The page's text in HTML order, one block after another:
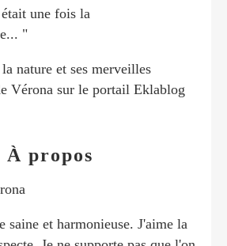
nature et ses merveilles
Vérona sur le portail Eklablog
À propos
saine et harmonieuse. J'aime la